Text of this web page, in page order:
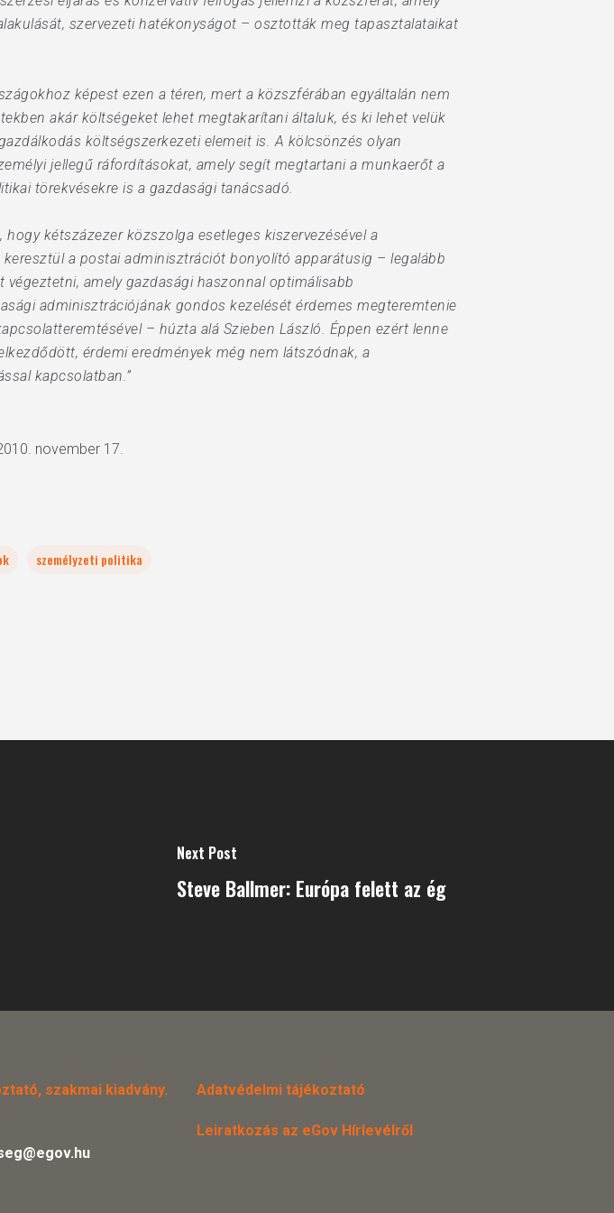
szervezeti hatékonyságot – osztották meg tapasztalataikat
képest ezen a téren, mert a közszférában egyáltalán nem
akár költségeket lehet megtakarítani általuk, és ki lehet velük
költségszerkezeti elemeit is. A kölcsönzés olyan
jellegű ráfordításokat, amely segít megtartani a munkaerőt a
törekvésekre is a gazdasági tanácsadó.
kétszázezer közszolga esetleges kiszervezésével a
a postai adminisztrációt bonyolító apparátusig – legalább
amely gazdasági haszonnal optimálisabb
adminisztrációjának gondos kezelését érdemes megteremtenie
– húzta alá Szieben László. Éppen ezért lenne
érdemi eredmények még nem látszódnak, a
kapcsolatban.”
november 17.
személyzeti politika
Next Post
Steve Ballmer: Európa felett az ég
szakmai kiadvány.
Adatvédelmi tájékoztató
Leiratkozás az eGov Hírlevélről